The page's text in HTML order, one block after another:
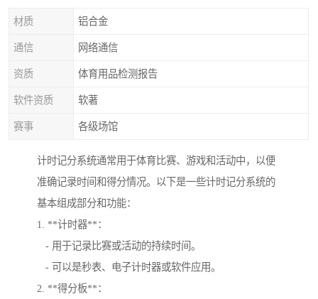
材质 铝合金
通信 网络通信
资质 体育用品检测报告
软件资质 软著
赛事 各级场馆
计时记分系统通常用于体育比赛、游戏和活动中，以便
准确记录时间和得分情况。以下是一些计时记分系统的
基本组成部分和功能：
1. **计时器**：
- 用于记录比赛或活动的持续时间。
- 可以是秒表、电子计时器或软件应用。
2. **得分板**：